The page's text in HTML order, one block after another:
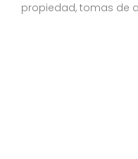
propiedad, tomas de